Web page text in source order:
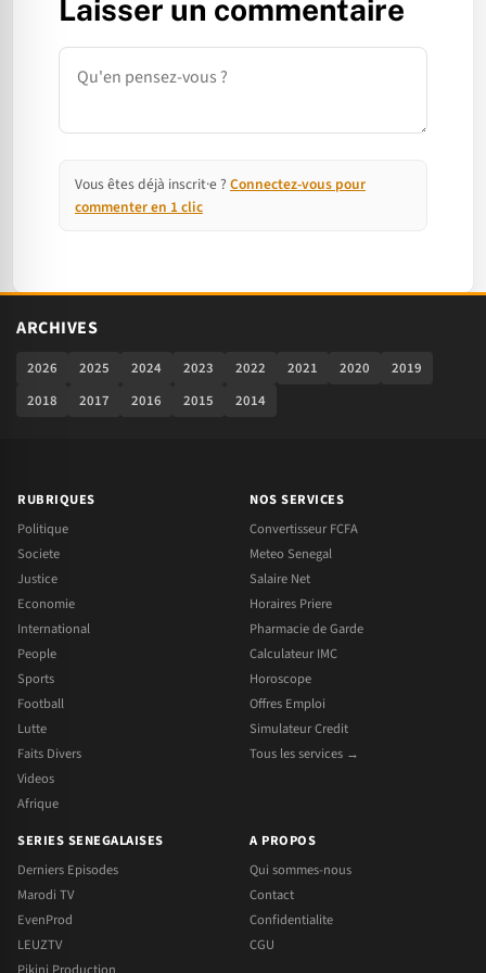
Laisser un commentaire
Commentaire
Vous êtes déjà inscrit·e ? Connectez-vous pour
commenter en 1 clic
ARCHIVES
2026 2025 2024 2023 2022 2021 2020
2019
2018
2017 2016 2015 2014
RUBRIQUES
Politique
Societe
Justice
Economie
International
People
Sports
Football
Lutte
Faits Divers
Videos
Afrique
NOS SERVICES
Convertisseur FCFA
Meteo Senegal
Salaire Net
Horaires Priere
Pharmacie de Garde
Calculateur IMC
Horoscope
Offres Emploi
Simulateur Credit
Tous les services →
SERIES SENEGALAISES
Derniers Episodes
Marodi TV
EvenProd
LEUZTV
A PROPOS
Qui sommes-nous
Contact
Confidentialite
CGU